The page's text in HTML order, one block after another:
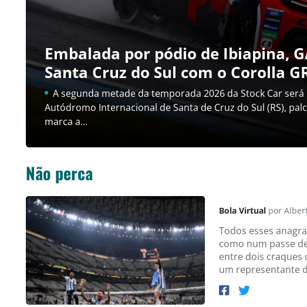
Embalada por pódio de Ibiapina,
Santa Cruz do Sul com o Corolla
A segunda metade da temporada 2026 da Stock Car
Autódromo Internacional de Santa de Cruz do Sul (RS),
marca a...
Não perca
Bola Virtualpor
Todos esses
como num passe
entre dois craques
um representante